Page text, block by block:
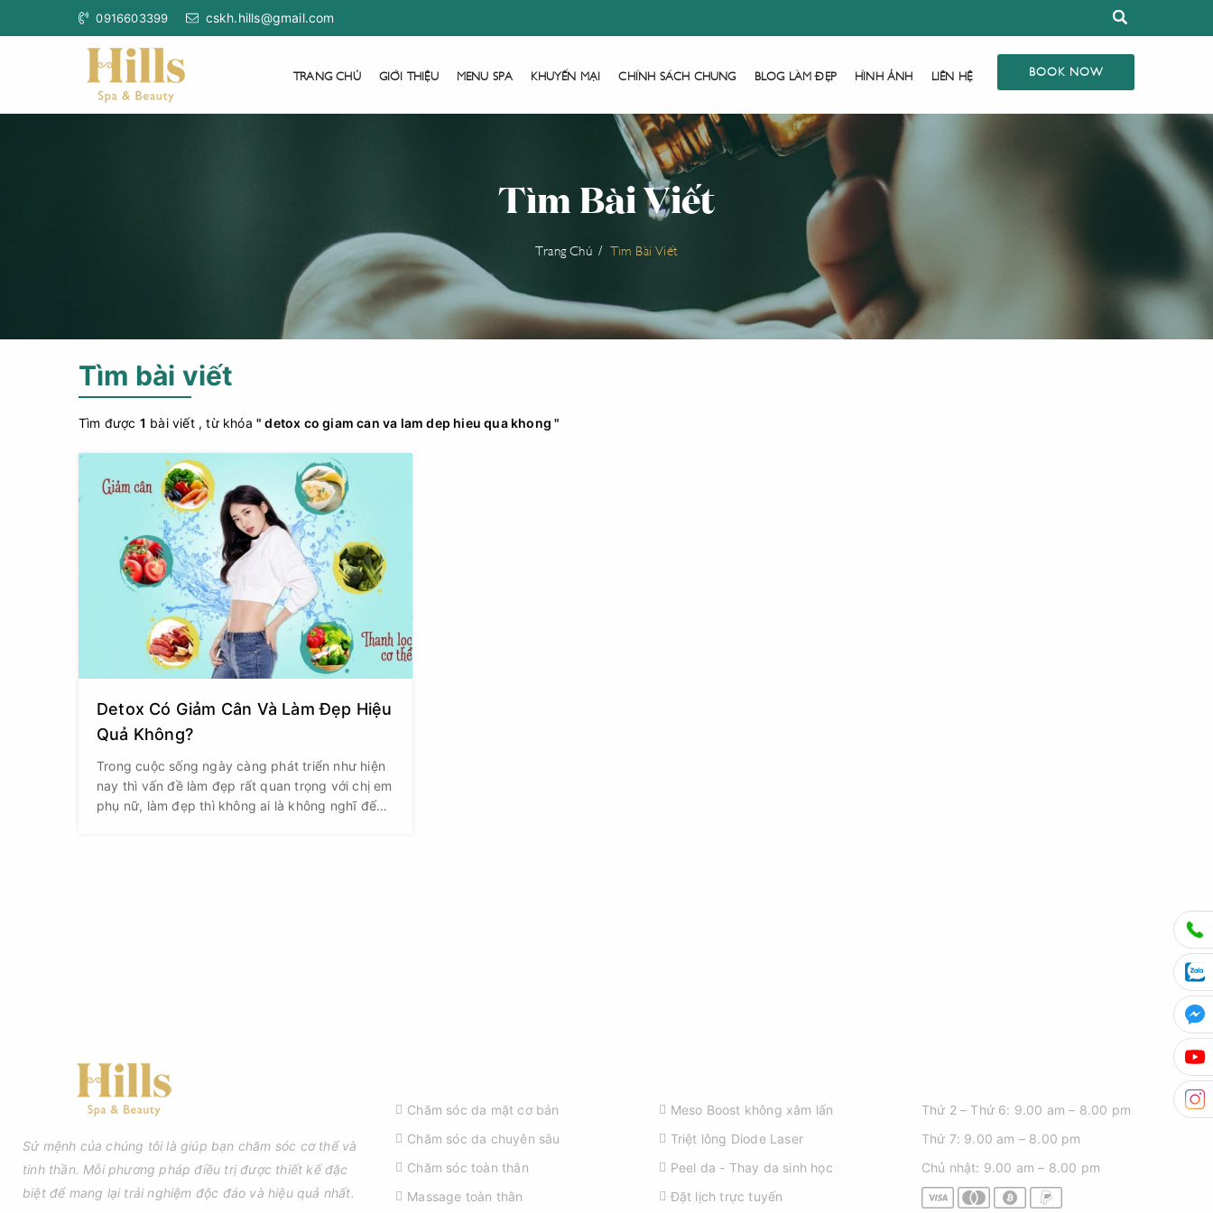
0916603399 cskh.hills@gmail.com
TRANG CHỦ GIỚI THIỆU MENU SPA KHUYẾN MẠI CHÍNH SÁCH CHUNG BLOG LÀM ĐẸP HÌNH ẢNH LIÊN HỆ BOOK NOW
Tìm Bài Viết
Trang Chủ Tìm Bài Viết
Tìm bài viết
Tìm được 1 bài viết , từ khóa" detox co giam can va lam dep hieu qua khong "
Detox Có Giảm Cân Và Làm Đẹp Hiệu
Quả Không?
Trong cuộc sống ngày càng phát triển như hiện
nay thì vấn đề làm đẹp rất quan trọng với chị em
phụ nữ, làm đẹp thì không ai là không nghĩ đến.
Sứ mệnh của chúng tôi là giúp bạn chăm sóc cơ thể và
tinh thần. Mỗi phương pháp điều trị được thiết kế đặc
biệt để mang lại trải nghiệm độc đáo và hiệu quả nhất.
Chăm sóc da mặt cơ bản
Chăm sóc da chuyên sâu
Chăm sóc toàn thân
Massage toàn thân
Meso Boost không xâm lấn
Triệt lông Diode Laser
Peel da - Thay da sinh học
Đặt lịch trực tuyến
Thứ 2 – Thứ 6: 9.00 am – 8.00 pm
Thứ 7: 9.00 am – 8.00 pm
Chủ nhật: 9.00 am – 8.00 pm